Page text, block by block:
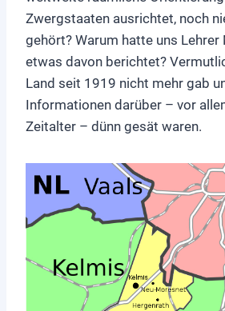
Zwergstaaten ausrichtet, noch
gehört? Warum hatte uns
etwas davon berichtet?
Land seit 1919 nicht mehr gab
Informationen darüber – vor
Zeitalter – dünn gesät waren.